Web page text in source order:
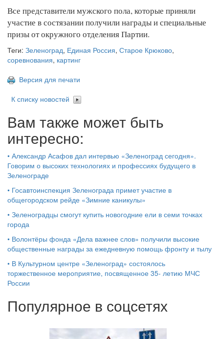
Все представители мужского пола, которые приняли
участие в состязании получили награды и специальные
призы от окружного отделения Партии.
Теги: Зеленоград, Единая Россия, Старое Крюково,
соревнования, картинг
Версия для печати
К списку новостей
Вам также может быть
интересно:
• Александр Асафов дал интервью «Зеленоград сегодня».
Говорим о высоких технологиях и профессиях будущего в
Зеленограде
• Госавтоинспекция Зеленограда примет участие в
общегородском рейде «Зимние каникулы»
• Зеленоградцы смогут купить новогодние ели в семи точках
города
• Волонтёры фонда «Дела важнее слов» получили высокие
общественные награды за ежедневную помощь фронту и тылу
• В Культурном центре «Зеленоград» состоялось
торжественное мероприятие, посвященное 35- летию МЧС
России
Популярное в соцсетях